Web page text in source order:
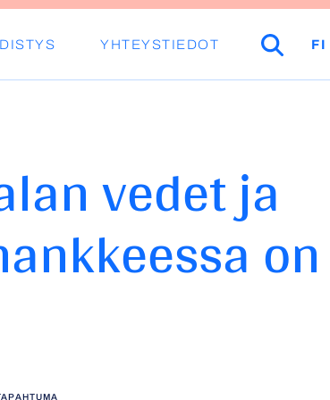
YHTEYSTIEDOT HAKU
FI
vedet ja
on